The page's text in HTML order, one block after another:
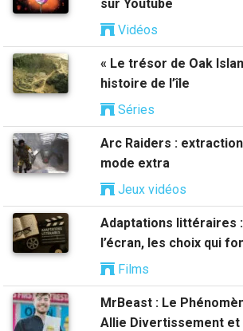
sur Youtube
Vidéos
« Le trésor de Oak
histoire de l’île
Séries
Arc Raiders :
mode extra
Jeux vidéos
Adaptations littéraires
l’écran, les choix qui
Films
MrBeast : Le
Allie Divertissement et